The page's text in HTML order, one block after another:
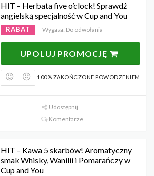
HIT – Herbata five o’clock! Sprawdź
angielską specjalność w Cup and You
RABAT Wygasa: Do odwołania
UPOLUJ PROMOCJĘ
100% ZAKOŃCZONE POWODZENIEM
Udostępnij
Komentarze
HIT – Kawa 5 skarbów! Aromatyczny
smak Whisky, Wanilii i Pomarańczy w
Cup and You